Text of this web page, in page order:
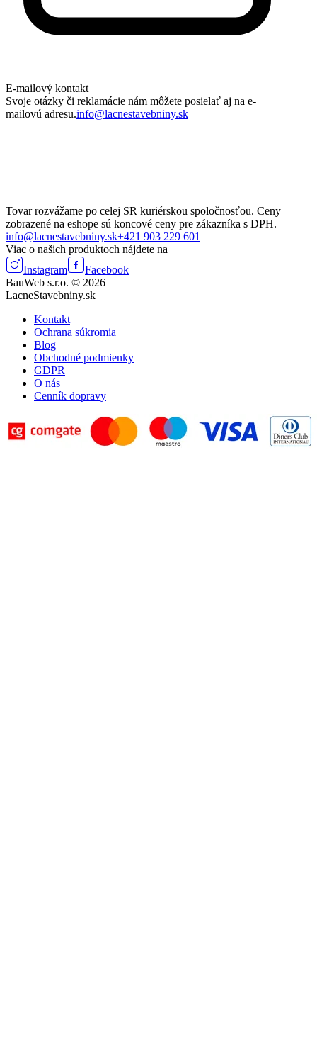
E-mailový kontakt
Svoje otázky či reklamácie nám môžete posielať aj na e-
mailovú adresu.info@lacnestavebniny.sk
Tovar rozvážame po celej SR kuriérskou spoločnosťou. Ceny
zobrazené na eshope sú koncové ceny pre zákazníka s DPH.
info@lacnestavebniny.sk+421 903 229 601
Viac o našich produktoch nájdete na
Instagram
Facebook
BauWeb s.r.o. © 2026
LacneStavebniny.sk
Kontakt
Ochrana súkromia
Blog
Obchodné podmienky
GDPR
O nás
Cenník dopravy